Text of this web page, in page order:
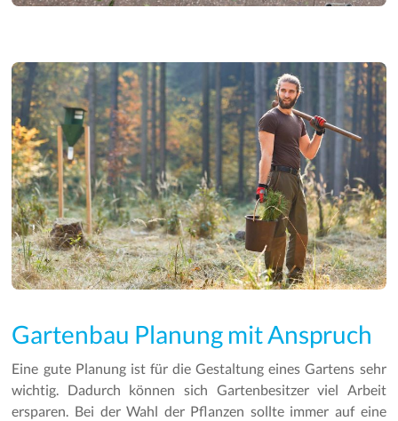
Gartenbau Planung mit Anspruch
Eine gute Planung ist für die Gestaltung eines Gartens sehr
wichtig. Dadurch können sich Gartenbesitzer viel Arbeit
ersparen. Bei der Wahl der Pflanzen sollte immer auf eine